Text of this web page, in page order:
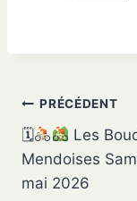
Navigation
de
l’article
PRÉCÉDENT
🗓
Les
Mendoises
mai 2026